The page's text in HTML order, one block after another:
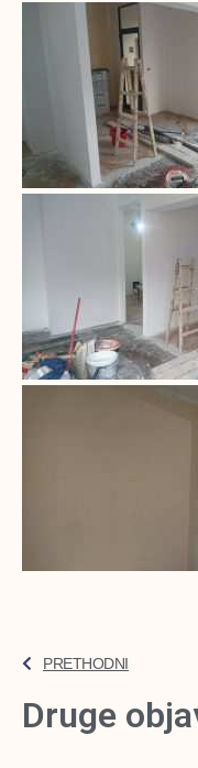
PRETHODNI
Druge